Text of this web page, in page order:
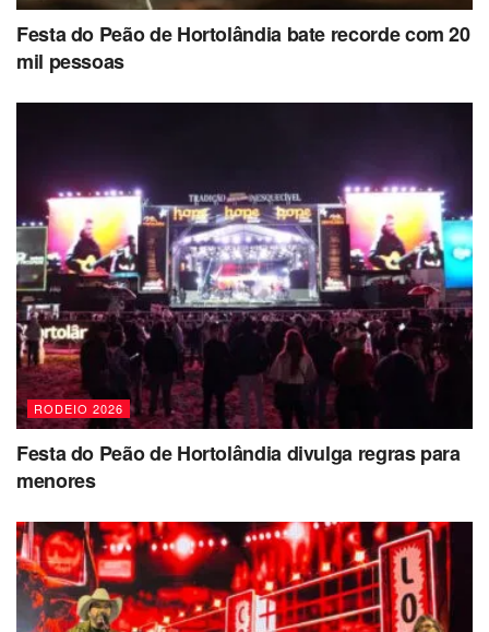
Festa do Peão de Hortolândia bate recorde com 20
mil pessoas
RODEIO 2026
Festa do Peão de Hortolândia divulga regras para
menores